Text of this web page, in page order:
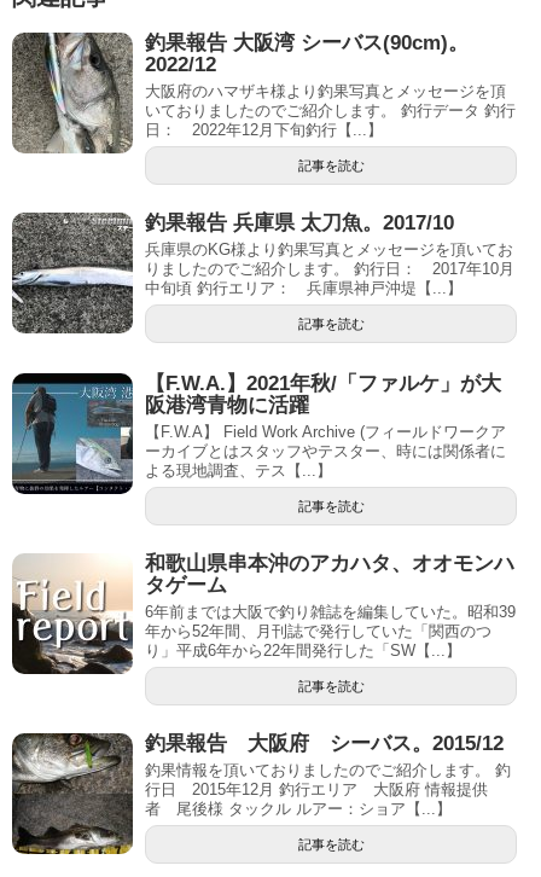
釣果報告 大阪湾 シーバス(90cm)。
2022/12
大阪府のハマザキ様より釣果写真とメッセージを頂
いておりましたのでご紹介します。 釣行データ 釣行
日： 2022年12月下旬釣行【...】
記事を読む
釣果報告 兵庫県 太刀魚。2017/10
兵庫県のKG様より釣果写真とメッセージを頂いてお
りましたのでご紹介します。 釣行日： 2017年10月
中旬頃 釣行エリア： 兵庫県神戸沖堤【...】
記事を読む
【F.W.A.】2021年秋/「ファルケ」が大
阪港湾青物に活躍
【F.W.A】 Field Work Archive (フィールドワークア
ーカイブとはスタッフやテスター、時には関係者に
よる現地調査、テス【...】
記事を読む
和歌山県串本沖のアカハタ、オオモンハ
タゲーム
6年前までは大阪で釣り雑誌を編集していた。昭和39
年から52年間、月刊誌で発行していた「関西のつ
り」平成6年から22年間発行した「SW【...】
記事を読む
釣果報告 大阪府 シーバス。2015/12
釣果情報を頂いておりましたのでご紹介します。 釣
行日 2015年12月 釣行エリア 大阪府 情報提供
者 尾後様 タックル ルアー：ショア【...】
記事を読む